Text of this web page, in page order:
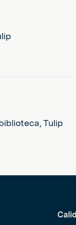
Tulip